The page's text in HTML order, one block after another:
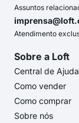
Assuntos
Atendimento
Sobre a Loft
Central de Ajuda
Como vender
Como comprar
Sobre nós